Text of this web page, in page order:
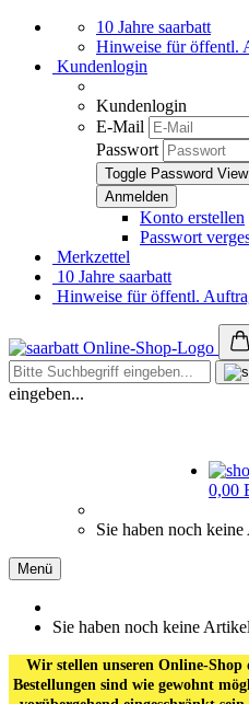
10 Jahre saarbatt
Hinweise für öffentl.
Kundenlogin
Kundenlogin
E-Mail
Passwort
Toggle Password View
Konto erstellen
Passwort
Merkzettel
10 Jahre saarbatt
Hinweise für öffentl.
eingeben...
0,00
Sie haben noch
Menü
Sie haben noch keine
Wir stellen unseren Online-Shop
Bestellungen sind wie gewohnt